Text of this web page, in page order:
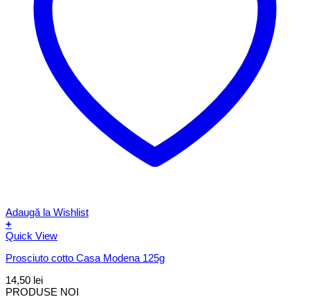
Adaugă la Wishlist
+
Quick View
Prosciuto cotto Casa Modena 125g
14,50 lei
PRODUSE NOI